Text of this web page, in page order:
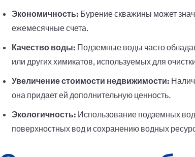
Экономичность: Бурение скважины может
ежемесячные счета.
Качество воды: Подземные воды часто
или других химикатов, используемых для
Увеличение стоимости недвижимости:
она придает ей дополнительную ценность.
Экологичность: Использование подземных
поверхностных вод и сохранению водных